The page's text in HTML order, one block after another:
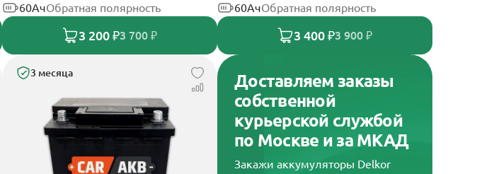
60АчОбратная полярность
3 200 ₽3 700 ₽
60АчОбратная полярность
3 400 ₽3 900 ₽
3 месяца
Доставляем заказы
собственной
курьерской службой
по Москве и за МКАД
Закажи аккумуляторы Delkor